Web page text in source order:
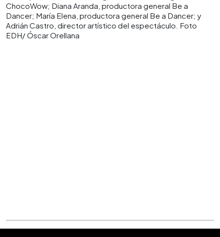
ChocoWow; Diana Aranda, productora general Be a
Dancer; María Elena, productora general Be a Dancer; y
Adrián Castro, director artístico del espectáculo. Foto
EDH/ Óscar Orellana